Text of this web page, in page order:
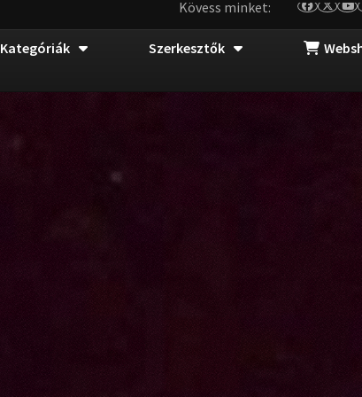
Kövess minket:
Kategóriák Szerkesztők